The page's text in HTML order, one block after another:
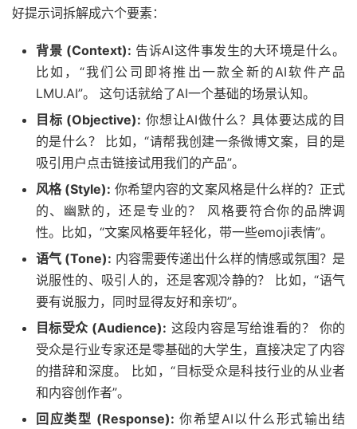
好提示词拆解成六个要素：
背景 (Context): 告诉AI这件事发生的大环境是什么。
比如，“我们公司即将推出一款全新的AI软件产品
LMU.AI”。 这句话就给了AI一个基础的场景认知。
目标 (Objective): 你想让AI做什么？具体要达成的目
的是什么？ 比如，“请帮我创建一条微博文案，目的是
吸引用户点击链接试用我们的产品”。
风格 (Style): 你希望内容的文案风格是什么样的？正式
的、幽默的，还是专业的？ 风格要符合你的品牌调
性。比如，“文案风格要年轻化，带一些emoji表情”。
语气 (Tone): 内容需要传递出什么样的情感或氛围？是
说服性的、吸引人的，还是客观冷静的？ 比如，“语气
要有说服力，同时显得友好和亲切”。
目标受众 (Audience): 这段内容是写给谁看的？ 你的
受众是行业专家还是零基础的大学生，直接决定了内容
的措辞和深度。 比如，“目标受众是科技行业的从业者
和内容创作者”。
回应类型 (Response): 你希望AI以什么形式输出结